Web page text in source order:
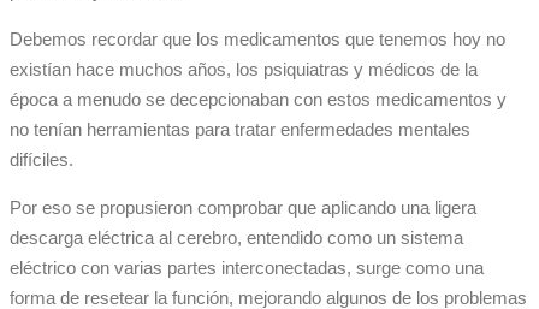
Debemos recordar que los medicamentos que tenemos hoy no
existían hace muchos años, los psiquiatras y médicos de la
época a menudo se decepcionaban con estos medicamentos y
no tenían herramientas para tratar enfermedades mentales
difíciles.
Por eso se propusieron comprobar que aplicando una ligera
descarga eléctrica al cerebro, entendido como un sistema
eléctrico con varias partes interconectadas, surge como una
forma de resetear la función, mejorando algunos de los problemas